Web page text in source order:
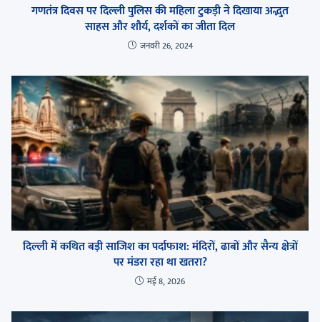
गणतंत्र दिवस पर दिल्ली पुलिस की महिला टुकड़ी ने दिखाया अद्भुत
साहस और शौर्य, दर्शकों का जीता दिल
जनवरी 26, 2024
दिल्ली में कथित बड़ी साजिश का पर्दाफाश: मंदिरों, ढाबों और सैन्य क्षेत्रों
पर मंडरा रहा था खतरा?
मई 8, 2026